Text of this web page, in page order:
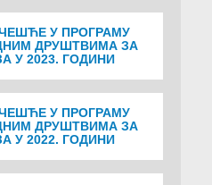
У ПРОГРАМУ
ДРУШТВИМА ЗА
У 2023. ГОДИНИ
У ПРОГРАМУ
ДРУШТВИМА ЗА
У 2022. ГОДИНИ